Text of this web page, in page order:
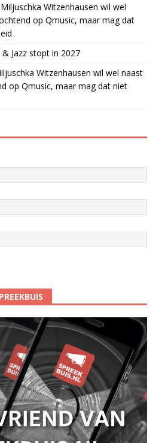
Witzenhausen wil wel
op Qmusic, maar mag dat
& Jazz stopt in 2027
Witzenhausen wil wel naast
op Qmusic, maar mag dat niet